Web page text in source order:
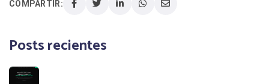
COMPARTIR:
Posts recientes